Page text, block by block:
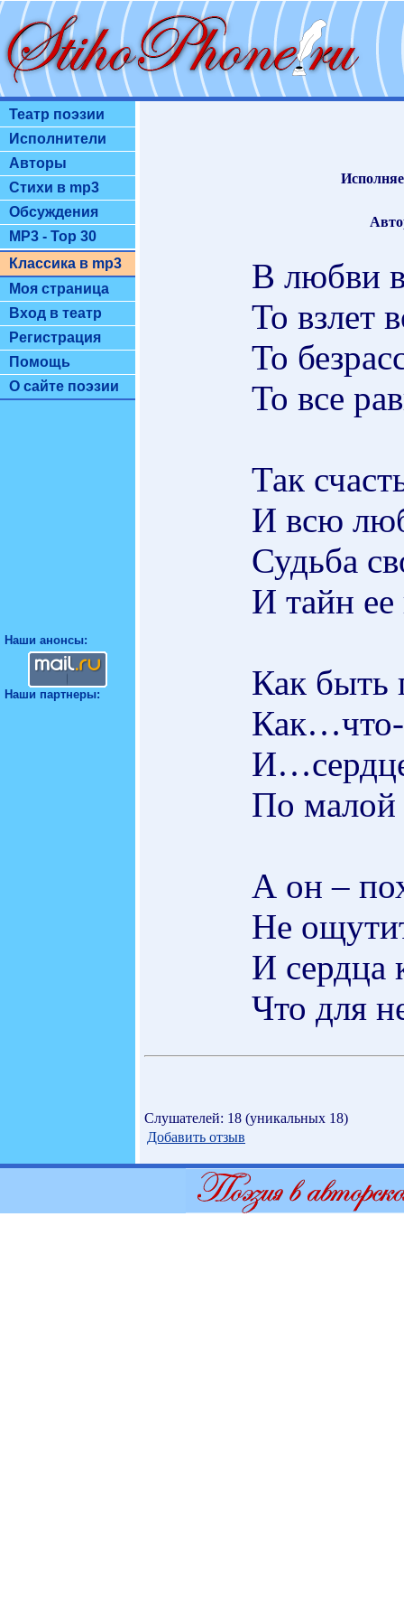
Театр поэзии
Исполнители
Авторы
Стихи в mp3
Обсуждения
MP3 - Top 30
Классика в mp3
Моя страница
Вход в театр
Регистрация
Помощь
О сайте поэзии
Наши анонсы:
Наши партнеры:
В любви
То взлет
То
То все
Так
И всю
Судьба
И тайн ее
Как быть
Как…что-
По
А он –
Не
И сердца
Что для
Слушателей: 18 (уникальных 18)
Добавить отзыв